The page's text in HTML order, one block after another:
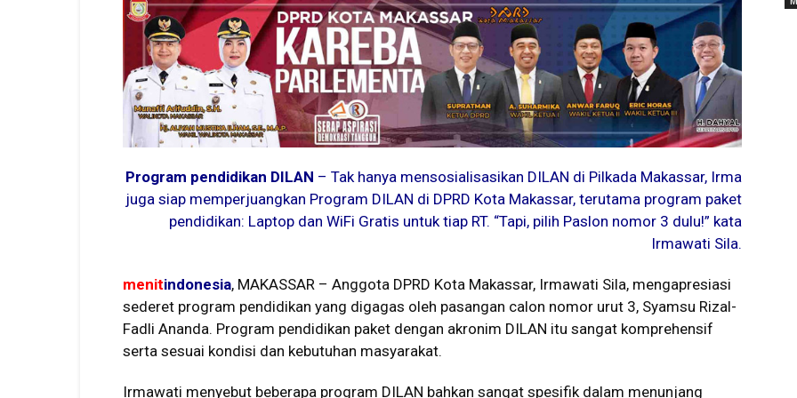
Program pendidikan DILAN – Tak hanya mensosialisasikan DILAN di Pilkada Makassar, Irma
juga siap memperjuangkan Program DILAN di DPRD Kota Makassar, terutama program paket
pendidikan: Laptop dan WiFi Gratis untuk tiap RT. “Tapi, pilih Paslon nomor 3 dulu!” kata
Irmawati Sila.
menitindonesia, MAKASSAR – Anggota DPRD Kota Makassar, Irmawati Sila, mengapresiasi
sederet program pendidikan yang digagas oleh pasangan calon nomor urut 3, Syamsu Rizal-
Fadli Ananda. Program pendidikan paket dengan akronim DILAN itu sangat komprehensif
serta sesuai kondisi dan kebutuhan masyarakat.
Irmawati menyebut beberapa program DILAN bahkan sangat spesifik dalam menunjang